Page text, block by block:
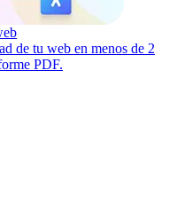
de tu web en menos de 2
PDF.